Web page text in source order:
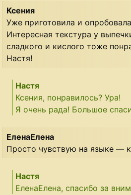
Ксения
Уже приготовила и
Интересная текстура у
сладкого и кислого тоже
Настя!
Настя
Ксения, понравилось? Ура!
Я очень рада! Большое
ЕленаЕлена
Просто чувствую на языке —
Настя
ЕленаЕлена, спасибо за